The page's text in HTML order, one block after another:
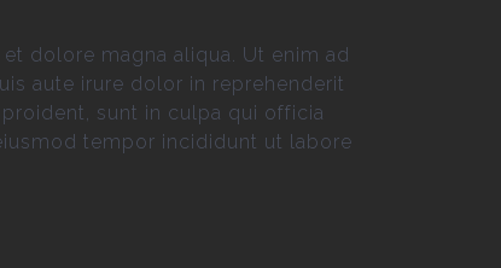
dolore magna aliqua. Ut enim ad
aute irure dolor in reprehenderit
sunt in culpa qui officia
tempor incididunt ut labore